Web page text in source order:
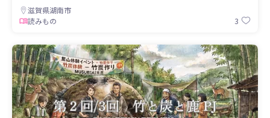
滋賀県湖南市
読みもの
3